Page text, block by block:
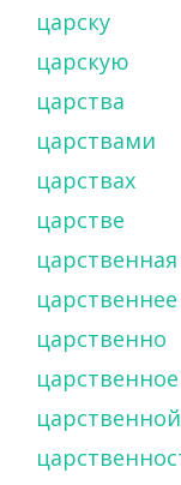
царску
царскую
царства
царствами
царствах
царстве
царственная
царственнее
царственно
царственное
царственной